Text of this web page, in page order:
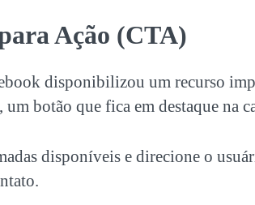
Ação (CTA)
disponibilizou um recurso
, um botão que fica em destaque na
disponíveis e direcione o